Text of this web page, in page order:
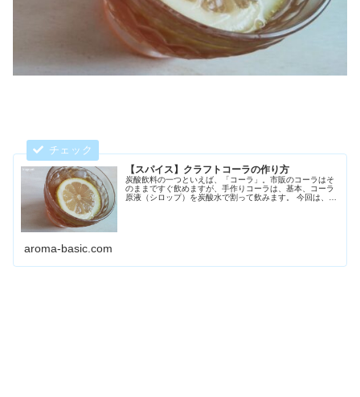
【スパイス】クラフトコーラの作り方
炭酸飲料の一つといえば、「コーラ」。市販のコーラはそ
のままですぐ飲めますが、手作りコーラは、基本、コーラ
原液（シロップ）を炭酸水で割って飲みます。 今回は、そ
aroma-basic.com